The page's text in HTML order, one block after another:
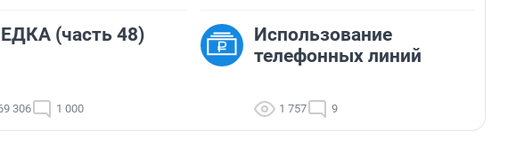
(часть 48)
306 1 000
Использование
телефонных линий
1 757 9